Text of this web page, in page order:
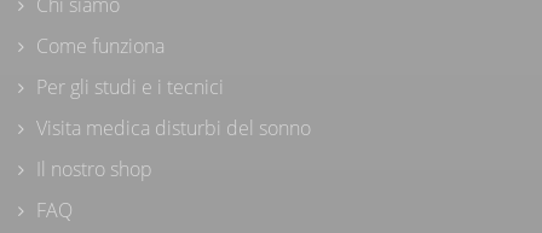
Come funziona
Per gli studi e i tecnici
Visita medica disturbi del sonno
Il nostro shop
FAQ